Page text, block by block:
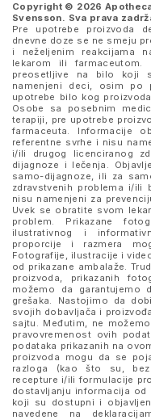
Copyright © 2026
Svensson. Sva prava
Pre upotrebe proizvoda
dnevne doze se ne smeju
i neželjenim reakcijama
lekarom ili
preosetljive na bilo koji
namenjeni deci, osim po
upotrebe bilo kog
Osobe sa posebnim
terapiji, pre upotrebe
farmaceuta. Informacije
referentne svrhe i nisu
i/ili drugog licenciranog
dijagnoze i lečenja.
samo-dijagnoze, ili za
zdravstvenih problema i/
nisu namenjeni za
Uvek se obratite svom
problem. Prikazane
ilustrativnog i
proporcije i razmera
Fotografije, ilustracije i
od prikazane ambalaže.
proizvoda, prikazanih
možemo da garantujemo
grešaka. Nastojimo da
svojih dobavljača i
sajtu. Međutim, ne
pravovremenost ovih
podataka prikazanih na
proizvoda mogu da se
razloga (kao što su, bez
recepture i/ili formulacije
dostavljanju informacija od
koji su dostupni i
navedene na